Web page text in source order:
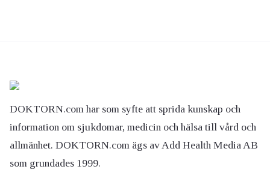
DOKTORN.com har som syfte att sprida kunskap och
information om sjukdomar, medicin och hälsa till vård och
allmänhet. DOKTORN.com ägs av Add Health Media AB
som grundades 1999.